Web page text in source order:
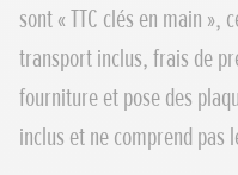
sont « TTC clés en main
transport inclus, frais de
fourniture et pose des
inclus et ne comprend pas